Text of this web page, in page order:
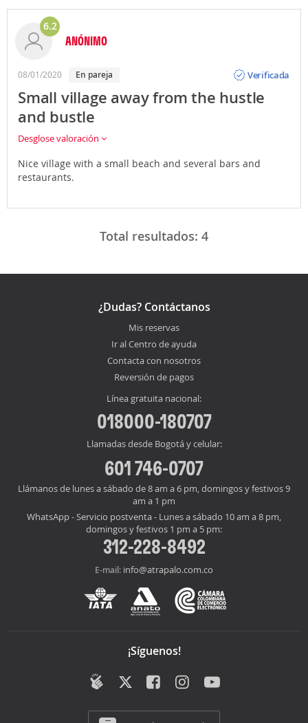
6.2
ANÓNIMO
08/01/2020 En pareja
Verificada
Small village away from the hustle
and bustle
Desglose valoración
Nice village with a small beach and several bars and
restaurants.
Total resultados: 4
¿Dudas? Contáctanos
Mis reservas
Ir al Centro de ayuda
Contacta con nosotros
Reversión de pagos
Línea gratuita nacional:
018000-180707
Llamadas desde Bogotá y celular:
601 746-0707
Llámanos de lunes a sábado de 8 am a 6 pm, domingos y festivos 9
am a 1 pm
WhatsApp - Servicio postventa - Lunes a sábado 10 am a 8 pm,
domingos y festivos 1 pm a 5 pm:
312-228-8492
E-mail: info@atrapalo.com.co
¡Síguenos!